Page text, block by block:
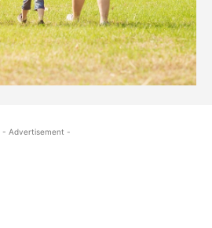
- Advertisement -